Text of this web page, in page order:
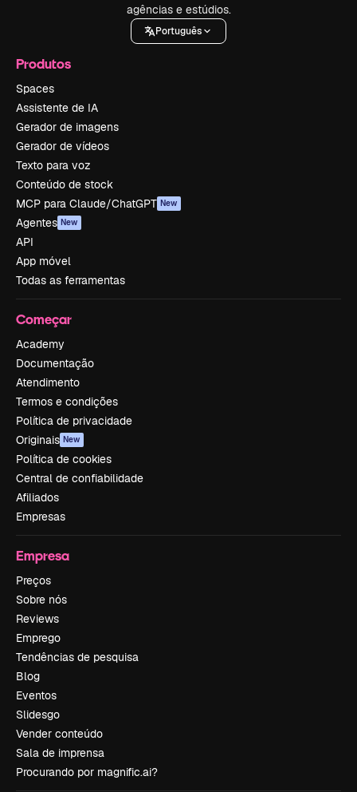
agências e estúdios.
Português
Produtos
Spaces
Assistente de IA
Gerador de imagens
Gerador de vídeos
Texto para voz
Conteúdo de stock
MCP para Claude/ChatGPT New
Agentes New
API
App móvel
Todas as ferramentas
Começar
Academy
Documentação
Atendimento
Termos e condições
Política de privacidade
Originais New
Política de cookies
Central de confiabilidade
Afiliados
Empresas
Empresa
Preços
Sobre nós
Reviews
Emprego
Tendências de pesquisa
Blog
Eventos
Slidesgo
Vender conteúdo
Sala de imprensa
Procurando por magnific.ai?